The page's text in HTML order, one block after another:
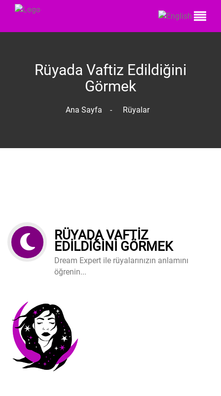
Rüyada Vaftiz Edildiğini
Görmek
Ana Sayfa - Rüyalar
RÜYADA VAFTIZ
EDILDIĞINI GÖRMEK
Dream Expert ile rüyalarınızın anlamını
öğrenin...